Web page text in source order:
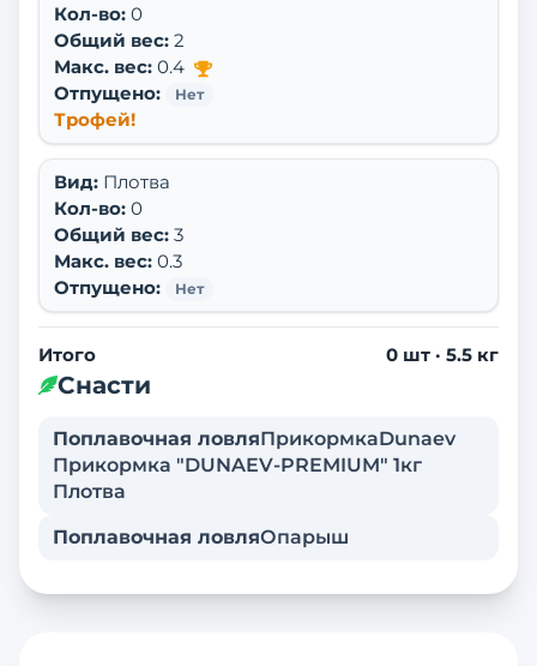
Кол-во: 0
Общий вес: 2
Макс. вес: 0.4
Отпущено:
Нет
Трофей!
Вид: Плотва
Кол-во: 0
Общий вес: 3
Макс. вес: 0.3
Отпущено:
Нет
Итого 0 шт · 5.5 кг
Снасти
Поплавочная ловляПрикормкаDunaev
Прикормка "DUNAEV-PREMIUM" 1кг
Плотва
Поплавочная ловляОпарыш